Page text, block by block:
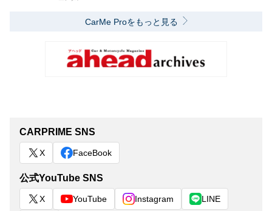
CarMe Proをもっと見る
CARPRIME SNS
X FaceBook
公式YouTube SNS
X YouTube Instagram LINE